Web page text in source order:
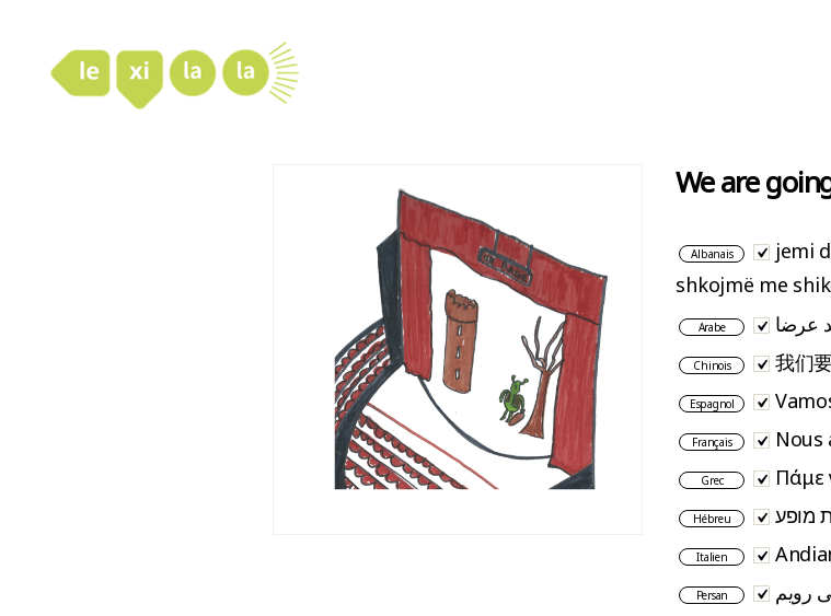
We are
Albanais
jemi
shkojmë me
Arabe عرضا
Chinois 我们
Espagnol
Français Nous
Grec Πάμε
Hébreu מופע
Italien
Persan رویم